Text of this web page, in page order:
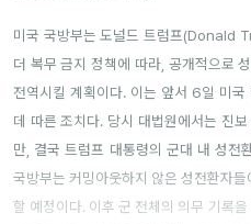
미국 국방부는 도널드 트럼프(Donald
더 복무 금지 정책에 따라, 공개적으로
전역시킬 계획이다. 이는 앞서 6일 미
데 따른 조치다. 당시 대법원에서는 진
만, 결국 트럼프 대통령의 군대 내 성전
국방부는 커밍아웃하지 않은 성전환자
할 예정이다. 이후 군 전체의 의무 기록